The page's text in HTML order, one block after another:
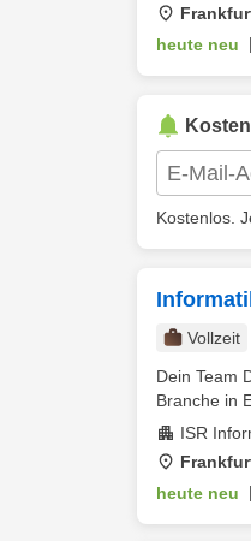
heute neu
Kostenlos.
Vollzeit
Dein Team
Branche in
ISR
heute neu